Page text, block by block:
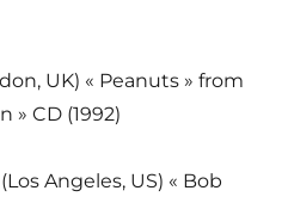
UK) « Peanuts » from
» CD (1992)
(Los Angeles, US) « Bob